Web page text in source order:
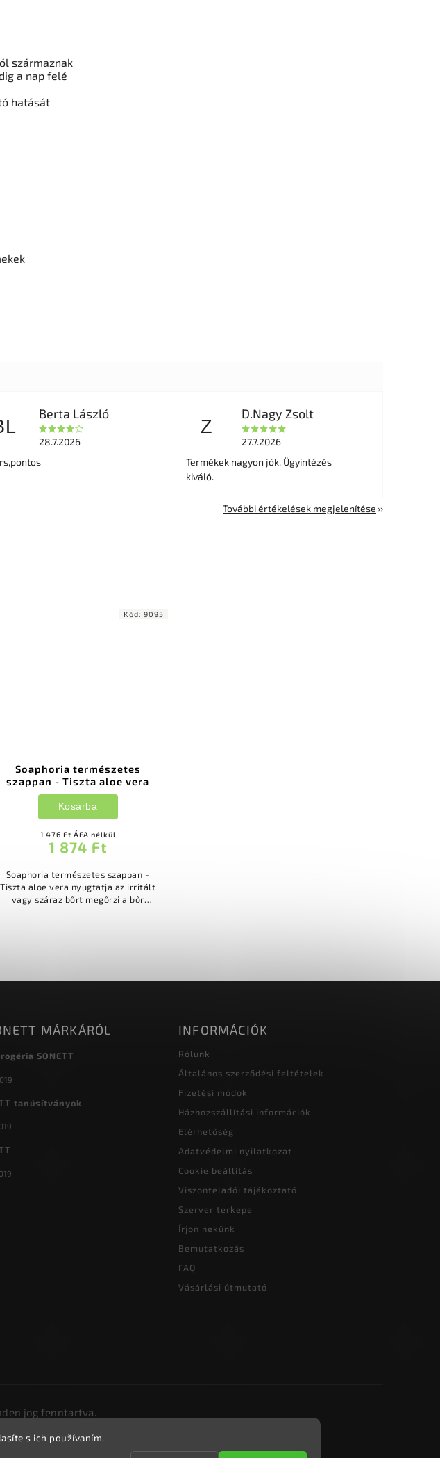
s ich používaním.
származnak
a nap felé
hatását
Berta László
28.7.2026
Z
D.Nagy Zsolt
27.7.2026
Termékek nagyon jók. Ügyintézés
kiváló.
További értékelések megjelenítése
Soaphoria természetes
szappan - Tiszta aloe vera
1 476 Ft ÁFA nélkül
1 874 Ft
Kosárba
Soaphoria természetes szappan -
Tiszta aloe vera nyugtatja az irritált
vagy száraz bőrt megőrzi a bőr
Kód: 9095
MÁRKÁRÓL
SONETT
tanúsítványok
INFORMÁCIÓK
Rólunk
Általános szerződési feltételek
Fizetési módok
Házhozszállítási információk
Elérhetőség
Adatvédelmi nyilatkozat
Cookie beállítás
Viszonteladói tájékoztató
Szerver terkepe
Írjon nekünk
Bemutatkozás
FAQ
Vásárlási útmutató
jog fenntartva.